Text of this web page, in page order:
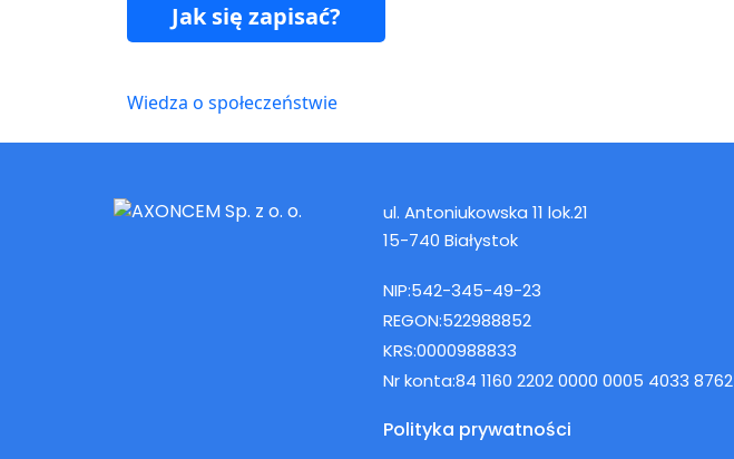
Jak się zapisać?
Wiedza o społeczeństwie
ul. Antoniukowska 11 lok.21
15-740 Białystok
NIP:542-345-49-23
REGON:522988852
KRS:0000988833
Nr konta:84 1160 2202 0000 0005 4033 8762
Polityka prywatności